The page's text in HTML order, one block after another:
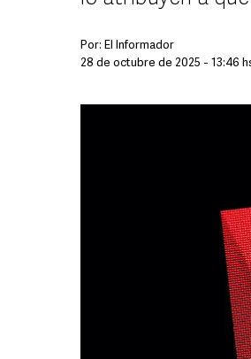
Por: El Informador
28 de octubre de 2025 - 13:46